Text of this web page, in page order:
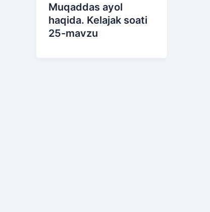
Muqaddas ayol
haqida. Kelajak soati
25-mavzu